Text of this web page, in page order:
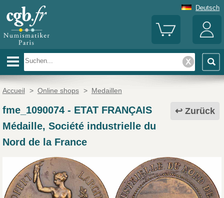
Deutsch
Accueil > Online shops > Medaillen
Zurück
fme_1090074- ETAT FRANÇAIS
Médaille, Société industrielle du
Nord de la France